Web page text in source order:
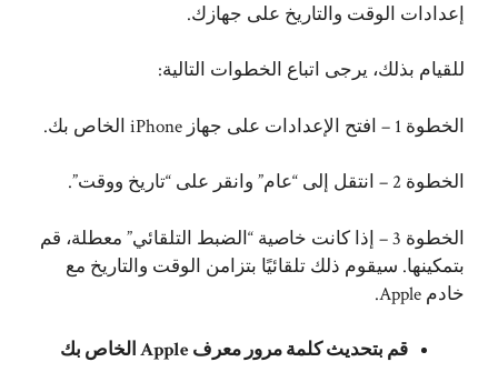
إعدادات الوقت والتاريخ على جهازك.
للقيام بذلك، يرجى اتباع الخطوات التالية:
الخطوة 1 – افتح الإعدادات على جهاز iPhone الخاص بك.
الخطوة 2 – انتقل إلى “عام” وانقر على “تاريخ ووقت”.
الخطوة 3 – إذا كانت خاصية “الضبط التلقائي” معطلة، قم
بتمكينها. سيقوم ذلك تلقائيًا بتزامن الوقت والتاريخ مع
خادم Apple.
قم بتحديث كلمة مرور معرف Apple الخاص بك